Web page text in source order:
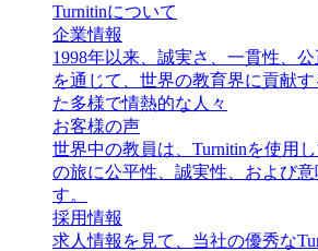
Turnitinについて
企業情報
1998年以来、誠実さ、一貫性、
を通じて、世界の教育界に貢献
た多様で情熱的な人々
お客様の声
世界中の教員は、Turnitinを使用
の旅に公平性、誠実性、および
す。
採用情報
求人情報を見て、当社の優秀な